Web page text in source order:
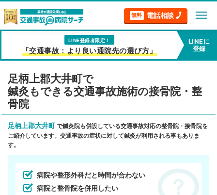
無料 電話相談 menu
LINE登録者限定！
「交通事故：より良い通院先の選び方」
LINEに
登録
足柄上郡大井町で
鍼灸もできる交通事故施術の接骨院・整
骨院
足柄上郡大井町で鍼灸院も併設している交通事故対応の整骨院・接骨院を
ご紹介しています。交通事故の症状に対して鍼灸が利用される事もありま
す。
病院や整形外科だと時間が合わない
病院と整骨院を併用したい